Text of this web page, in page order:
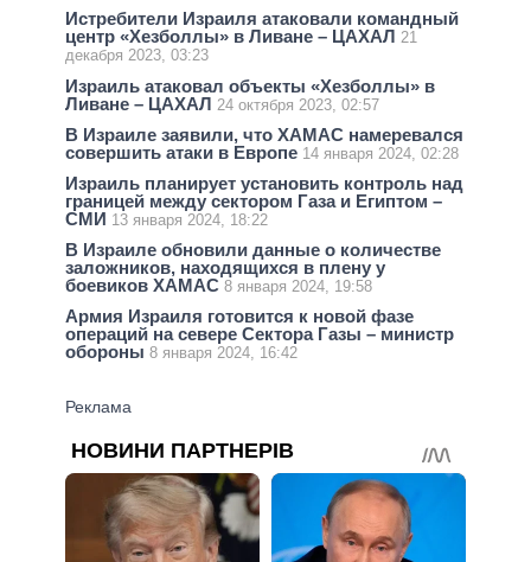
Истребители Израиля атаковали командный
центр «Хезболлы» в Ливане – ЦАХАЛ 21
декабря 2023, 03:23
Израиль атаковал объекты «Хезболлы» в
Ливане – ЦАХАЛ 24 октября 2023, 02:57
В Израиле заявили, что ХАМАС намеревался
совершить атаки в Европе 14 января 2024, 02:28
Израиль планирует установить контроль над
границей между сектором Газа и Египтом –
СМИ 13 января 2024, 18:22
В Израиле обновили данные о количестве
заложников, находящихся в плену у
боевиков ХАМАС 8 января 2024, 19:58
Армия Израиля готовится к новой фазе
операций на севере Сектора Газы – министр
обороны 8 января 2024, 16:42